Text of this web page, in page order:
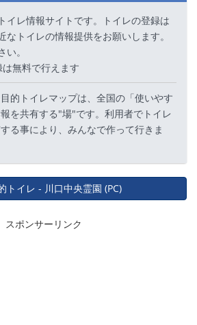
イレ情報サイトです。トイレの登録は
なトイレの情報提供をお願いします。
。
無料で行えます
的トイレマップは、全国の「使いやす
を共有する"場"です。利用者でトイレ
る事により、みんなで作って行きま
トイレ - 川口中央霊園 (PC)
スポンサーリンク